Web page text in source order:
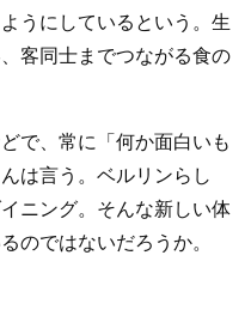
うにしているという。生
客同士までつながる食の
で、常に「何か面白いも
は言う。ベルリンらし
ニング。そんな新しい体
のではないだろうか。